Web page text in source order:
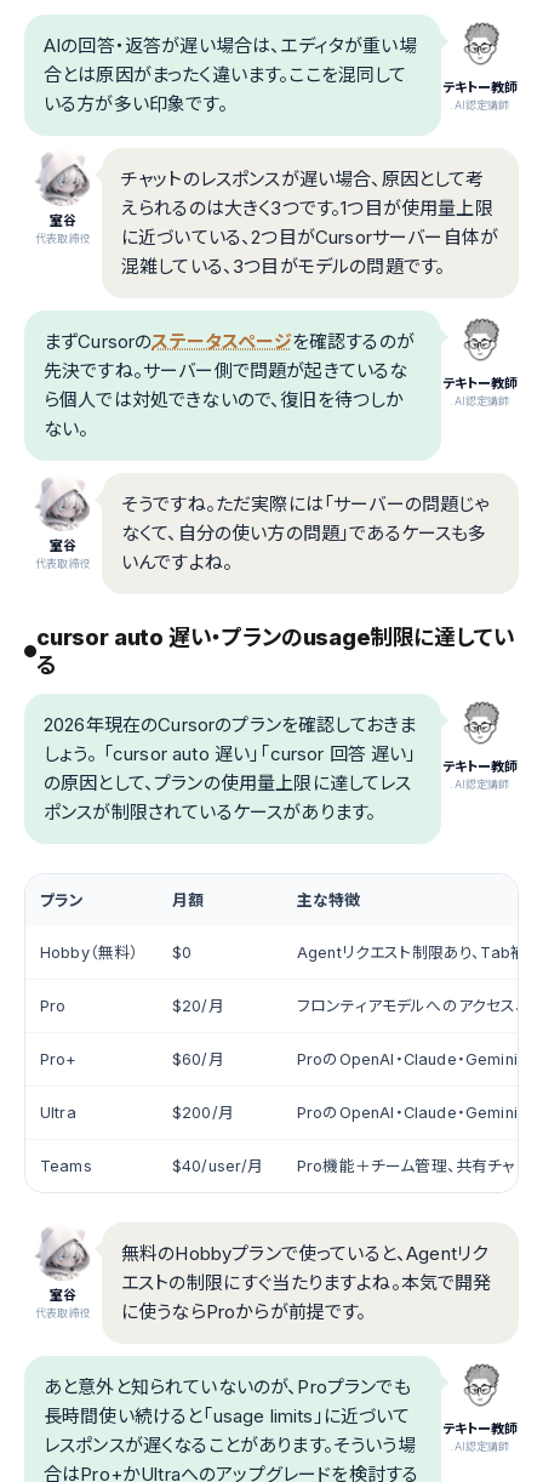
テキトー教師
.AI認定講師
AIの回答・返答が遅い場合は、エディタが重い場
合とは原因がまったく違います。ここを混同して
いる方が多い印象です。
室谷
代表取締役
チャットのレスポンスが遅い場合、原因として考
えられるのは大きく3つです。1つ目が使用量上限
に近づいている、2つ目がCursorサーバー自体が
混雑している、3つ目がモデルの問題です。
テキトー教師
.AI認定講師
まずCursorのステータスページを確認するのが
先決ですね。サーバー側で問題が起きているな
ら個人では対処できないので、復旧を待つしか
ない。
室谷
代表取締役
そうですね。ただ実際には「サーバーの問題じゃ
なくて、自分の使い方の問題」であるケースも多
いんですよね。
cursor auto 遅い・プランのusage制限に達してい
る
テキトー教師
.AI認定講師
2026年現在のCursorのプランを確認しておきま
しょう。 「cursor auto 遅い」「cursor 回答 遅い」
の原因として、プランの使用量上限に達してレス
ポンスが制限されているケースがあります。
プラン 月額 主な特徴
Hobby（無料） $0 Agentリクエスト制限あり、Tab補
Pro $20/月 フロンティアモデルへのアクセス、
Pro+ $60/月 ProのOpenAI・Claude・Gemini使
Ultra $200/月 ProのOpenAI・Claude・Gemini使
Teams $40/user/月 Pro機能＋チーム管理、共有チャット
室谷
代表取締役
無料のHobbyプランで使っていると、Agentリク
エストの制限にすぐ当たりますよね。本気で開発
に使うならProからが前提です。
テキトー教師
.AI認定講師
あと意外と知られていないのが、Proプランでも
長時間使い続けると「usage limits」に近づいて
レスポンスが遅くなることがあります。そういう場
合はPro+かUltraへのアップグレードを検討する